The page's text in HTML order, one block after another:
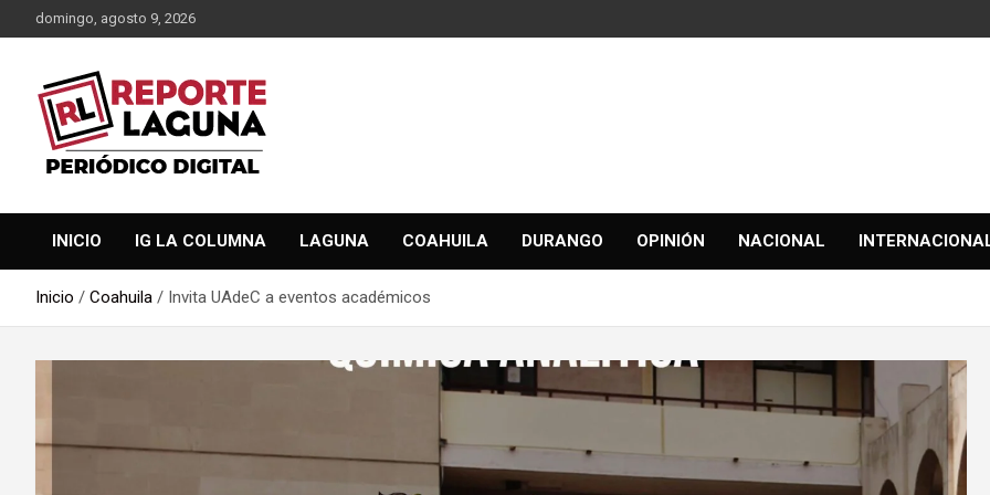
al
domingo, agosto 9, 2026
Reporte Laguna
INICIO IG LA COLUMNA LAGUNA COAHUILA DURANGO OPINIÓN NACIONAL
Inicio Coahuila Invita UAdeC a eventos académicos